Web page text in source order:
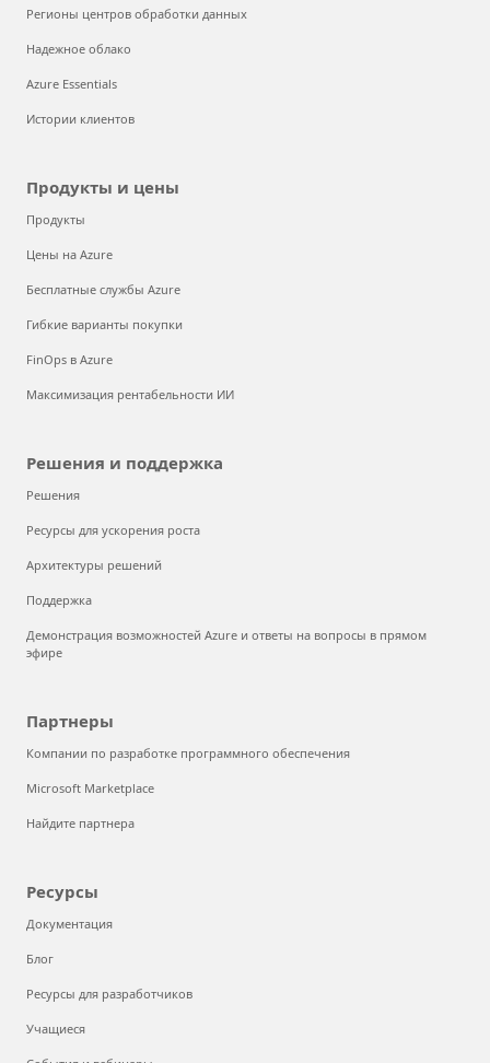
Регионы центров обработки данных
Надежное облако
Azure Essentials
Истории клиентов
Продукты и цены
Продукты
Цены на Azure
Бесплатные службы Azure
Гибкие варианты покупки
FinOps в Azure
Максимизация рентабельности ИИ
Решения и поддержка
Решения
Ресурсы для ускорения роста
Архитектуры решений
Поддержка
Демонстрация возможностей Azure и ответы на вопросы в прямом
эфире
Партнеры
Компании по разработке программного обеспечения
Microsoft Marketplace
Найдите партнера
Ресурсы
Документация
Блог
Ресурсы для разработчиков
Учащиеся